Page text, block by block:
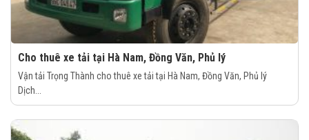
Cho thuê xe tải tại Hà Nam, Đồng Văn, Phủ lý
Vận tải Trọng Thành cho thuê xe tải tại Hà Nam, Đồng Văn, Phủ lý
Dịch...